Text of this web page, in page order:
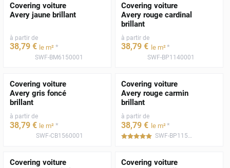
Covering voiture
Avery jaune brillant
à partir de
38,79 € le m² *
SWF-BM6150001
Covering voiture
Avery rouge cardinal
brillant
à partir de
38,79 € le m²*
SWF-BP1140001
Covering voiture
Avery gris foncé
brillant
à partir de
38,79 € le m² *
SWF-CB1560001
Covering voiture
Avery rouge carmin
brillant
à partir de
38,79 € le m²*
***** SWF-BP1150001
Covering voiture
Covering voiture